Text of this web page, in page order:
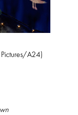
Pictures/A24)